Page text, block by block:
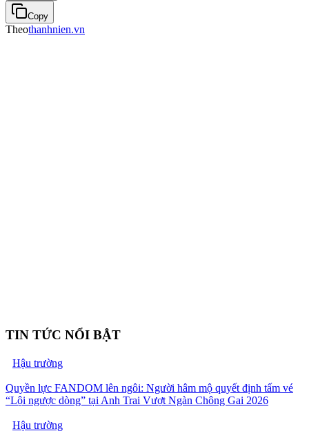
Copy
Theothanhnien.vn
TIN TỨC NỔI BẬT
Hậu trường
Quyền lực FANDOM lên ngôi: Người hâm mộ quyết định tấm vé
“Lội ngược dòng” tại Anh Trai Vượt Ngàn Chông Gai 2026
Hậu trường